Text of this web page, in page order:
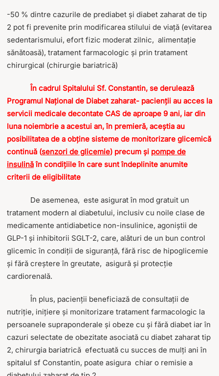
-50 % dintre cazurile de prediabet și diabet zaharat de tip
2 pot fi prevenite prin modificarea stilului de viață (evitarea
sedentarismului, efort fizic moderat zilnic, alimentație
sănătoasă), tratament farmacologic și prin tratament
chirurgical (chirurgie bariatrică)
În cadrul Spitalului Sf. Constantin, se derulează
Programul Național de Diabet zaharat- pacienții au acces la
servicii medicale decontate CAS de aproape 9 ani, iar din
luna noiembrie a acestui an, în premieră, aceștia au
posibilitatea de a obține sisteme de monitorizare glicemică
continuă (senzori de glicemie) precum și pompe de
insulinăîn condițiile în care sunt îndeplinite anumite
criterii de eligibilitate
De asemenea, este asigurat în mod gratuit un
tratament modern al diabetului, inclusiv cu noile clase de
medicamente antidiabetice non-insulinice, agoniștii de
GLP-1 și inhibitorii SGLT-2, care, alături de un bun control
glicemic în condiții de siguranță, fără risc de hipoglicemie
și fără creștere în greutate, asigură și protecție
cardiorenală.
În plus, pacienții beneficiază de consultații de
nutriție, inițiere și monitorizare tratament farmacologic la
persoanele supraponderale și obeze cu și fără diabet iar în
cazuri selectate de obezitate asociată cu diabet zaharat tip
2, chirurgia bariatrică efectuată cu succes de mulți ani în
spitalul sf Constantin, poate asigura chiar o remisie a